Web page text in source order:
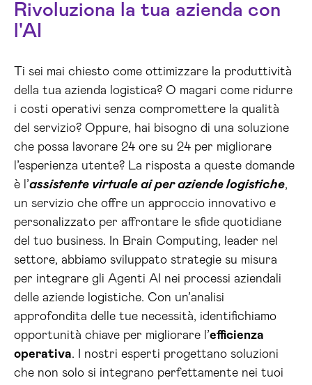
Rivoluziona la tua azienda con
l'AI
Ti sei mai chiesto come ottimizzare la produttività
della tua azienda logistica? O magari come ridurre
i costi operativi senza compromettere la qualità
del servizio? Oppure, hai bisogno di una soluzione
che possa lavorare 24 ore su 24 per migliorare
l’esperienza utente? La risposta a queste domande
è l’assistente virtuale ai per aziende logistiche,
un servizio che offre un approccio innovativo e
personalizzato per affrontare le sfide quotidiane
del tuo business. In Brain Computing, leader nel
settore, abbiamo sviluppato strategie su misura
per integrare gli Agenti AI nei processi aziendali
delle aziende logistiche. Con un’analisi
approfondita delle tue necessità, identifichiamo
opportunità chiave per migliorare l’efficienza
operativa. I nostri esperti progettano soluzioni
che non solo si integrano perfettamente nei tuoi